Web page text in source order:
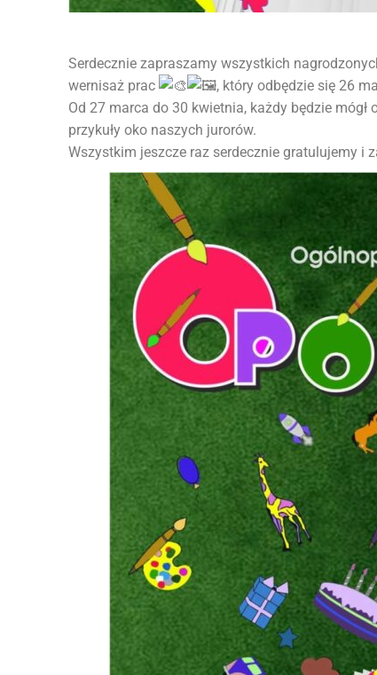
Serdecznie zapraszamy wszystkich
wernisaż prac
, który odbędzie się 26
Od 27 marca do 30 kwietnia, każdy będzie
przykuły oko naszych jurorów.
Wszystkim jeszcze raz serdecznie gratulujemy i